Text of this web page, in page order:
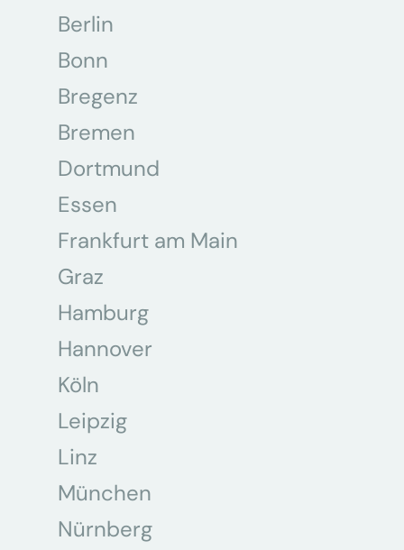
Berlin
Bonn
Bregenz
Bremen
Dortmund
Essen
Frankfurt am Main
Graz
Hamburg
Hannover
Köln
Leipzig
Linz
München
Nürnberg